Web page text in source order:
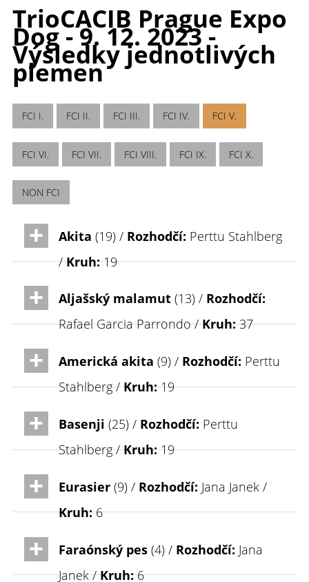
TrioCACIB Prague Expo
Dog - 9. 12. 2023 -
Výsledky jednotlivých
plemen
FCI I. FCI II. FCI III. FCI IV. FCI V.
FCI VI. FCI VII. FCI VIII. FCI IX. FCI X.
NON FCI
Akita (19) / Rozhodčí: Perttu Stahlberg
/Kruh:19
Aljašský malamut (13) / Rozhodčí:
Rafael Garcia Parrondo /Kruh:37
Americká akita (9) / Rozhodčí: Perttu
Stahlberg /Kruh:19
Basenji (25) / Rozhodčí: Perttu
Stahlberg /Kruh:19
Eurasier (9) / Rozhodčí: Jana Janek /
Kruh:6
Faraónský pes (4) / Rozhodčí: Jana
Janek /Kruh:6